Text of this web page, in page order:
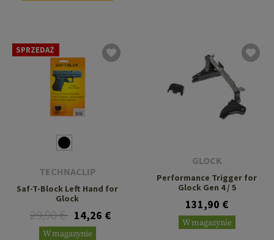
SPRZEDAŻ
TECHNACLIP
Saf-T-Block Left Hand for
Glock
29,90 € 14,26 €
W magazynie
GLOCK
Performance Trigger for
Glock Gen 4 / 5
131,90 €
W magazynie